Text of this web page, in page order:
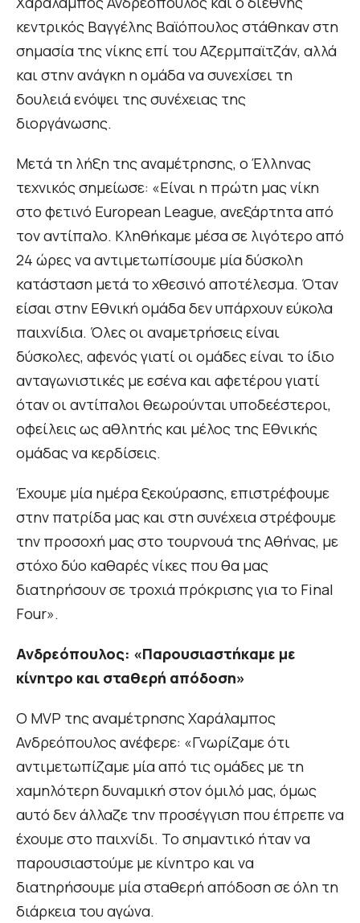
κεντρικός Βαγγέλης Βαϊόπουλος στάθηκαν στη
σημασία της νίκης επί του Αζερμπαϊτζάν, αλλά
και στην ανάγκη η ομάδα να συνεχίσει τη
δουλειά ενόψει της συνέχειας της
διοργάνωσης.
Μετά τη λήξη της αναμέτρησης, ο Έλληνας
τεχνικός σημείωσε: «Είναι η πρώτη μας νίκη
στο φετινό European League, ανεξάρτητα από
τον αντίπαλο. Κληθήκαμε μέσα σε λιγότερο από
24 ώρες να αντιμετωπίσουμε μία δύσκολη
κατάσταση μετά το χθεσινό αποτέλεσμα. Όταν
είσαι στην Εθνική ομάδα δεν υπάρχουν εύκολα
παιχνίδια. Όλες οι αναμετρήσεις είναι
δύσκολες, αφενός γιατί οι ομάδες είναι το ίδιο
ανταγωνιστικές με εσένα και αφετέρου γιατί
όταν οι αντίπαλοι θεωρούνται υποδεέστεροι,
οφείλεις ως αθλητής και μέλος της Εθνικής
ομάδας να κερδίσεις.
Έχουμε μία ημέρα ξεκούρασης, επιστρέφουμε
στην πατρίδα μας και στη συνέχεια στρέφουμε
την προσοχή μας στο τουρνουά της Αθήνας, με
στόχο δύο καθαρές νίκες που θα μας
διατηρήσουν σε τροχιά πρόκρισης για το Final
Four».
Ανδρεόπουλος: «Παρουσιαστήκαμε με
κίνητρο και σταθερή απόδοση»
O MVP της αναμέτρησης Χαράλαμπος
Ανδρεόπουλος ανέφερε: «Γνωρίζαμε ότι
αντιμετωπίζαμε μία από τις ομάδες με τη
χαμηλότερη δυναμική στον όμιλό μας, όμως
αυτό δεν άλλαζε την προσέγγιση που έπρεπε να
έχουμε στο παιχνίδι. Το σημαντικό ήταν να
παρουσιαστούμε με κίνητρο και να
διατηρήσουμε μία σταθερή απόδοση σε όλη τη
διάρκεια του αγώνα.